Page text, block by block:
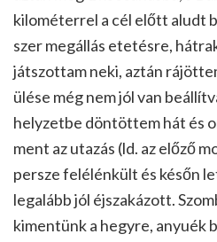
kilométerrel a cél előtt aludt
szer megállás etetésre,
játszottam neki, aztán
ülése még nem jól van
helyzetbe döntöttem hát és
ment az utazás (ld. az előző
persze felélénkült és későn
legalább jól éjszakázott.
kimentünk a hegyre, anyuék